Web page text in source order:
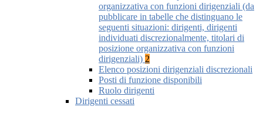
organizzativa con funzioni dirigenziali (da
pubblicare in tabelle che distinguano le
seguenti situazioni: dirigenti, dirigenti
individuati discrezionalmente, titolari di
posizione organizzativa con funzioni
dirigenziali) 2
Elenco posizioni dirigenziali discrezionali
Posti di funzione disponibili
Ruolo dirigenti
Dirigenti cessati